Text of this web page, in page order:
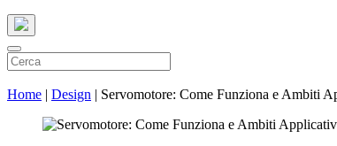
Home | Design | Servomotore: Come Funziona e Ambiti